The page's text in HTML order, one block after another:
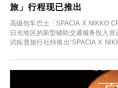
旅」行程现已推出
高级包车巴士「SPACIA X NIKKO
日光地区的新型辅助交通服务投入
武拓普旅行社特推出“SPACIA X